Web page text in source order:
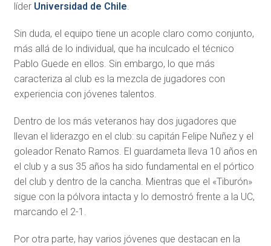
líder Universidad de Chile.
Sin duda, el equipo tiene un acople claro como conjunto,
más allá de lo individual, que ha inculcado el técnico
Pablo Guede en ellos. Sin embargo, lo que más
caracteriza al club es la mezcla de jugadores con
experiencia con jóvenes talentos.
Dentro de los más veteranos hay dos jugadores que
llevan el liderazgo en el club: su capitán Felipe Nuñez y el
goleador Renato Ramos. El guardameta lleva 10 años en
el club y a sus 35 años ha sido fundamental en el pórtico
del club y dentro de la cancha. Mientras que el «Tiburón»
sigue con la pólvora intacta y lo demostró frente a la UC,
marcando el 2-1.
Por otra parte, hay varios jóvenes que destacan en la